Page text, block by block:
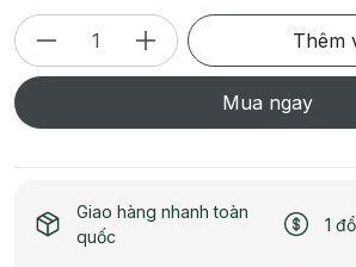
Thêm
Mua ngay
Giao hàng nhanh toàn
quốc
1